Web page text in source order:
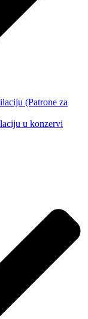
(Patrone za
u konzervi